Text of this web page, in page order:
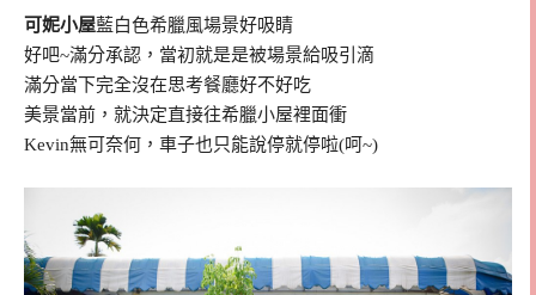
可妮小屋藍白色希臘風場景好吸睛
好吧~滿分承認，當初就是是被場景給吸引滴
滿分當下完全沒在思考餐廳好不好吃
美景當前，就決定直接往希臘小屋裡面衝
Kevin無可奈何，車子也只能說停就停啦(呵~)